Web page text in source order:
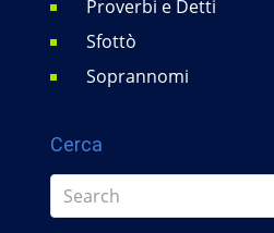
Proverbi e Detti
Sfottò
Soprannomi
Cerca